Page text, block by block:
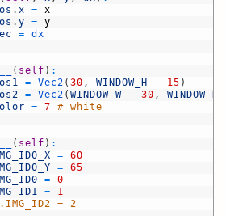
. x =
x
. y =
y
= dx
( self ) :
= Vec2 ( 30 , WINDOW_H - 15 )
= Vec2 ( WINDOW_W - 30 , WINDOW_H
= 7 # white
( self ) :
=
60
=
65
=
0
=
1
= 2